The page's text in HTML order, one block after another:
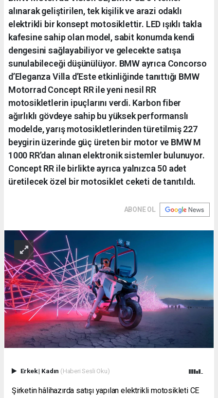
alınarak geliştirilen, tek kişilik ve arazi odaklı
elektrikli bir konsept motosiklettir. LED ışıklı takla
kafesine sahip olan model, sabit konumda kendi
dengesini sağlayabiliyor ve gelecekte satışa
sunulabileceği düşünülüyor. BMW ayrıca Concorso
d’Eleganza Villa d’Este etkinliğinde tanıttığı BMW
Motorrad Concept RR ile yeni nesil RR
motosikletlerin ipuçlarını verdi. Karbon fiber
ağırlıklı gövdeye sahip bu yüksek performanslı
modelde, yarış motosikletlerinden türetilmiş 227
beygirin üzerinde güç üreten bir motor ve BMW M
1000 RR’dan alınan elektronik sistemler bulunuyor.
Concept RR ile birlikte ayrıca yalnızca 50 adet
üretilecek özel bir motosiklet ceketi de tanıtıldı.
ABONE OL
Erkek| Kadın (Haberi Sesli Oku)
Şirketin hâlihazırda satışı yapılan elektrikli motosikleti CE